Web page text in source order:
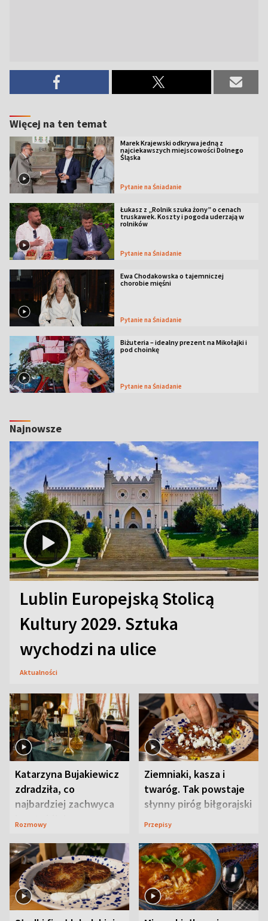
Więcej na ten temat
Marek Krajewski odkrywa jedną z
najciekawszych miejscowości Dolnego
Śląska
Pytanie na Śniadanie
Łukasz z „Rolnik szuka żony” o cenach
truskawek. Koszty i pogoda uderzają w
rolników
Pytanie na Śniadanie
Ewa Chodakowska o tajemniczej
chorobie mięśni
Pytanie na Śniadanie
Biżuteria – idealny prezent na Mikołajki i
pod choinkę
Pytanie na Śniadanie
Najnowsze
Lublin Europejską Stolicą
Kultury 2029. Sztuka
wychodzi na ulice
Aktualności
Katarzyna Bujakiewicz
zdradziła, co
najbardziej zachwyca
ją w Lublinie
Rozmowy
Ziemniaki, kasza i
twaróg. Tak powstaje
słynny piróg biłgorajski
Przepisy